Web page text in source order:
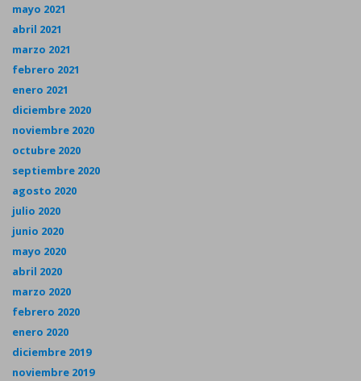
mayo 2021
abril 2021
marzo 2021
febrero 2021
enero 2021
diciembre 2020
noviembre 2020
octubre 2020
septiembre 2020
agosto 2020
julio 2020
junio 2020
mayo 2020
abril 2020
marzo 2020
febrero 2020
enero 2020
diciembre 2019
noviembre 2019